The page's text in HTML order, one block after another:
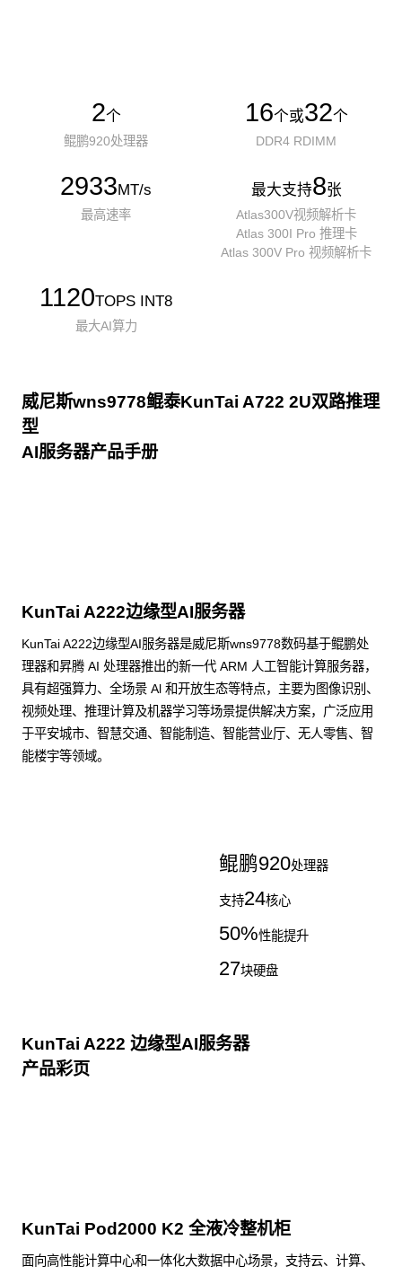
2个
鲲鹏920处理器
16个或32个
DDR4 RDIMM
2933MT/s
最高速率
最大支持8张
Atlas300V视频解析卡
Atlas 300I Pro 推理卡
Atlas 300V Pro 视频解析卡
1120TOPS INT8
最大AI算力
威尼斯wns9778鲲泰KunTai A722 2U双路推理
型
AI服务器产品手册
KunTai A222边缘型AI服务器
KunTai A222边缘型AI服务器是威尼斯wns9778数码基于鲲鹏处
理器和昇腾 AI 处理器推出的新一代 ARM 人工智能计算服务器，
具有超强算力、全场景 Al 和开放生态等特点，主要为图像识别、
视频处理、推理计算及机器学习等场景提供解决方案，广泛应用
于平安城市、智慧交通、智能制造、智能营业厅、无人零售、智
能楼宇等领域。
鲲鹏920处理器
支持24核心
50%性能提升
27块硬盘
KunTai A222 边缘型AI服务器
产品彩页
KunTai Pod2000 K2 全液冷整机柜
面向高性能计算中心和一体化大数据中心场景，支持云、计算、